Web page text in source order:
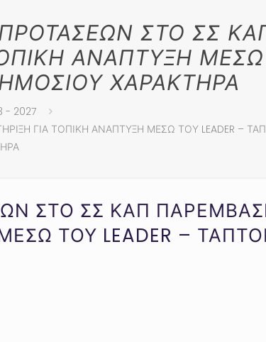
ΣΤΟ ΣΣ
ΑΝΑΠΤΥΞΗ
ΧΑΡΑΚΤΗΡΑ
- 2027
ΓΙΑ ΤΟΠΙΚΗ ΑΝΑΠΤΥΞΗ ΜΕΣΩ ΤΟΥ LEADER –
ΣΤΟ ΣΣ ΚΑΠ
ΤΟΥ LEADER –